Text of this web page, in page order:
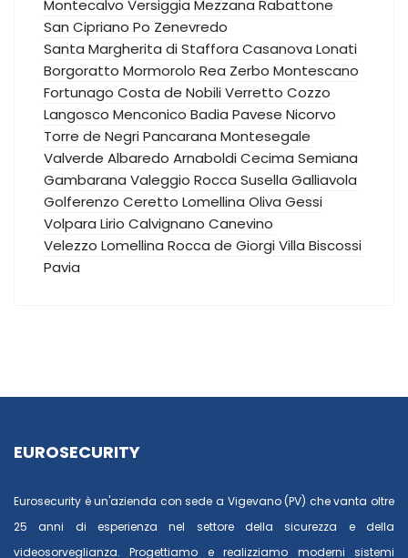
Montecalvo Versiggia Mezzana Rabattone
San Cipriano Po Zenevredo
Santa Margherita di Staffora Casanova Lonati
Borgoratto Mormorolo Rea Zerbo Montescano
Fortunago Costa de NobiliVerretto Cozzo
Langosco Menconico Badia Pavese Nicorvo
Torre de NegriPancarana Montesegale
Valverde Albaredo ArnaboldiCecima Semiana
Gambarana Valeggio Rocca Susella Galliavola
Golferenzo Ceretto Lomellina Oliva Gessi
Volpara Lirio Calvignano Canevino
Velezzo Lomellina Rocca de GiorgiVilla Biscossi
Pavia
EUROSECURITY
Eurosecurity è un'azienda con sede a Vigevano (PV) che vanta oltre
25 anni di esperienza nel settore della sicurezza e della
videosorveglianza. Progettiamo e realizziamo moderni sistemi